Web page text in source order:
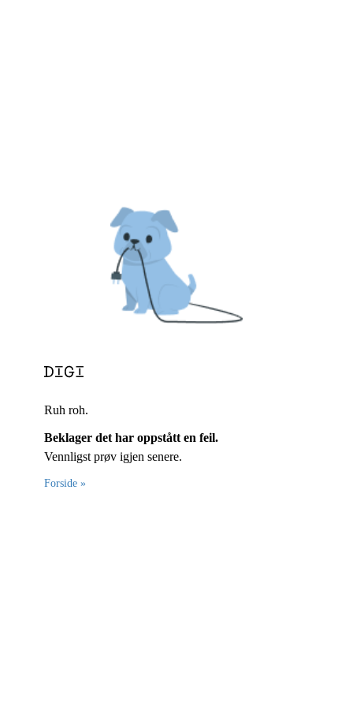
Ruh roh.
Beklager det har oppstått en feil.
Vennligst prøv igjen senere.
Forside »